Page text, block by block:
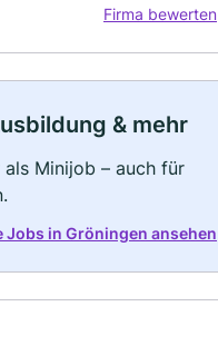
Firma bewerten
& mehr
Minijob – auch für
Jobs in Gröningen ansehen